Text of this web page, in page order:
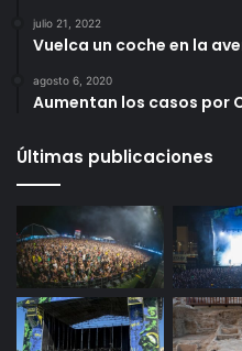
julio 21, 2022
Vuelca un coche en la
agosto 6, 2020
Aumentan los casos por
Últimas publicaciones